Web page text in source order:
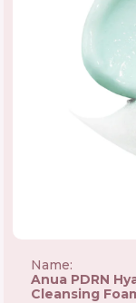
Name:
Anua PDRN
Cleansing